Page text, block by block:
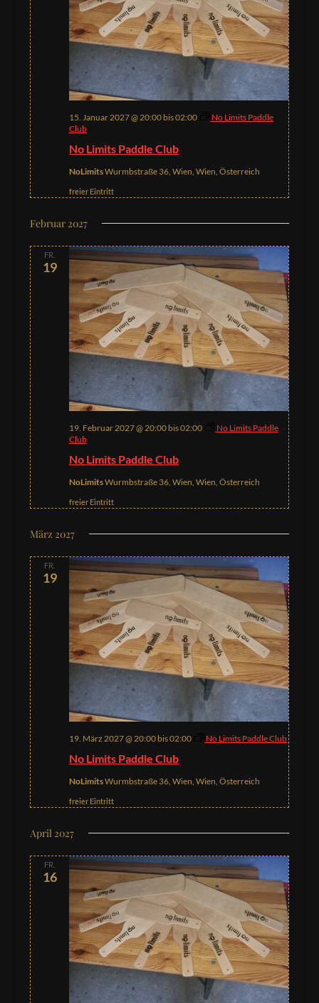
No Limits Paddle Club
15. Januar 2027 @ 20:00bis02:00
No Limits Paddle
Club
NoLimitsWurmbstraße 36, Wien, Wien, Österreich
freier Eintritt
Februar 2027
FR.
19
No Limits Paddle Club
19. Februar 2027 @ 20:00bis02:00
No Limits Paddle
Club
NoLimitsWurmbstraße 36, Wien, Wien, Österreich
freier Eintritt
März 2027
FR.
19
No Limits Paddle Club
19. März 2027 @ 20:00bis02:00 No Limits Paddle Club
NoLimitsWurmbstraße 36, Wien, Wien, Österreich
freier Eintritt
April 2027
FR.
16